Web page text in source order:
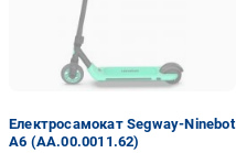
Електросамокат Segway-Ninebot
A6 (AA.00.0011.62)